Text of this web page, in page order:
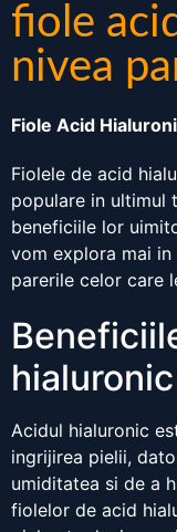
fiole
nivea
Fiole Acid
Fiolele de acid
populare in ultimul
beneficiile lor
vom explora mai
parerile celor care
Acidul hialuronic
ingrijirea pielii,
umiditatea si de a
fiolelor de acid